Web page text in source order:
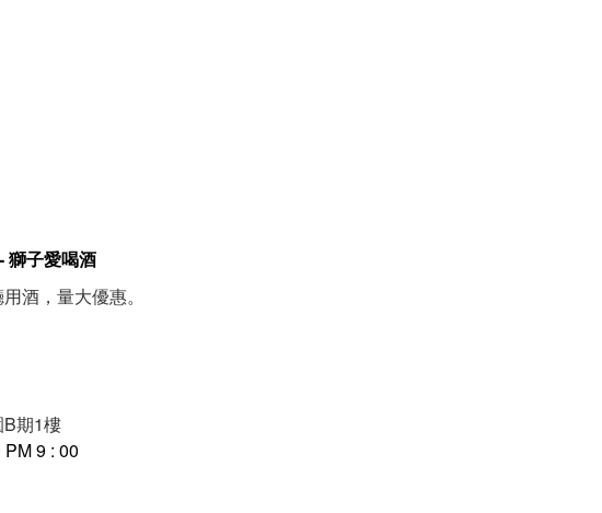
獅子愛喝酒
酒，量大優惠。
期1樓
9 : 00